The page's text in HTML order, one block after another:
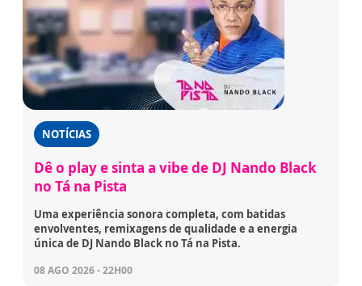
NOTÍCIAS
Dê o play e sinta a vibe de DJ Nando Black
no Tá na Pista
Uma experiência sonora completa, com batidas
envolventes, remixagens de qualidade e a energia
única de DJ Nando Black no Tá na Pista.
08 AGO 2026 - 22H00